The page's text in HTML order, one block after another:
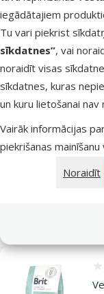
iegādātajiem
Tu vari piekrist
sīkdatnes”, vai
noraidīt visas
sīkdatnes, kuras
un kuru lietošanai
Vairāk informācijas
piekrišanas
Noraidīt
Produkta svars
Kaķa vecums
Zīmols
Numurs
katalogā
EAN
Economy